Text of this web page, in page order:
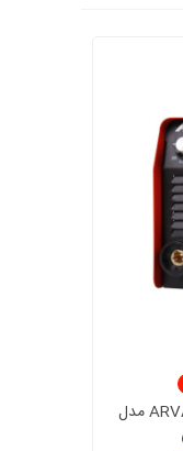
اینورتر جوشکاری 160 آمپر آروا ARVA مدل